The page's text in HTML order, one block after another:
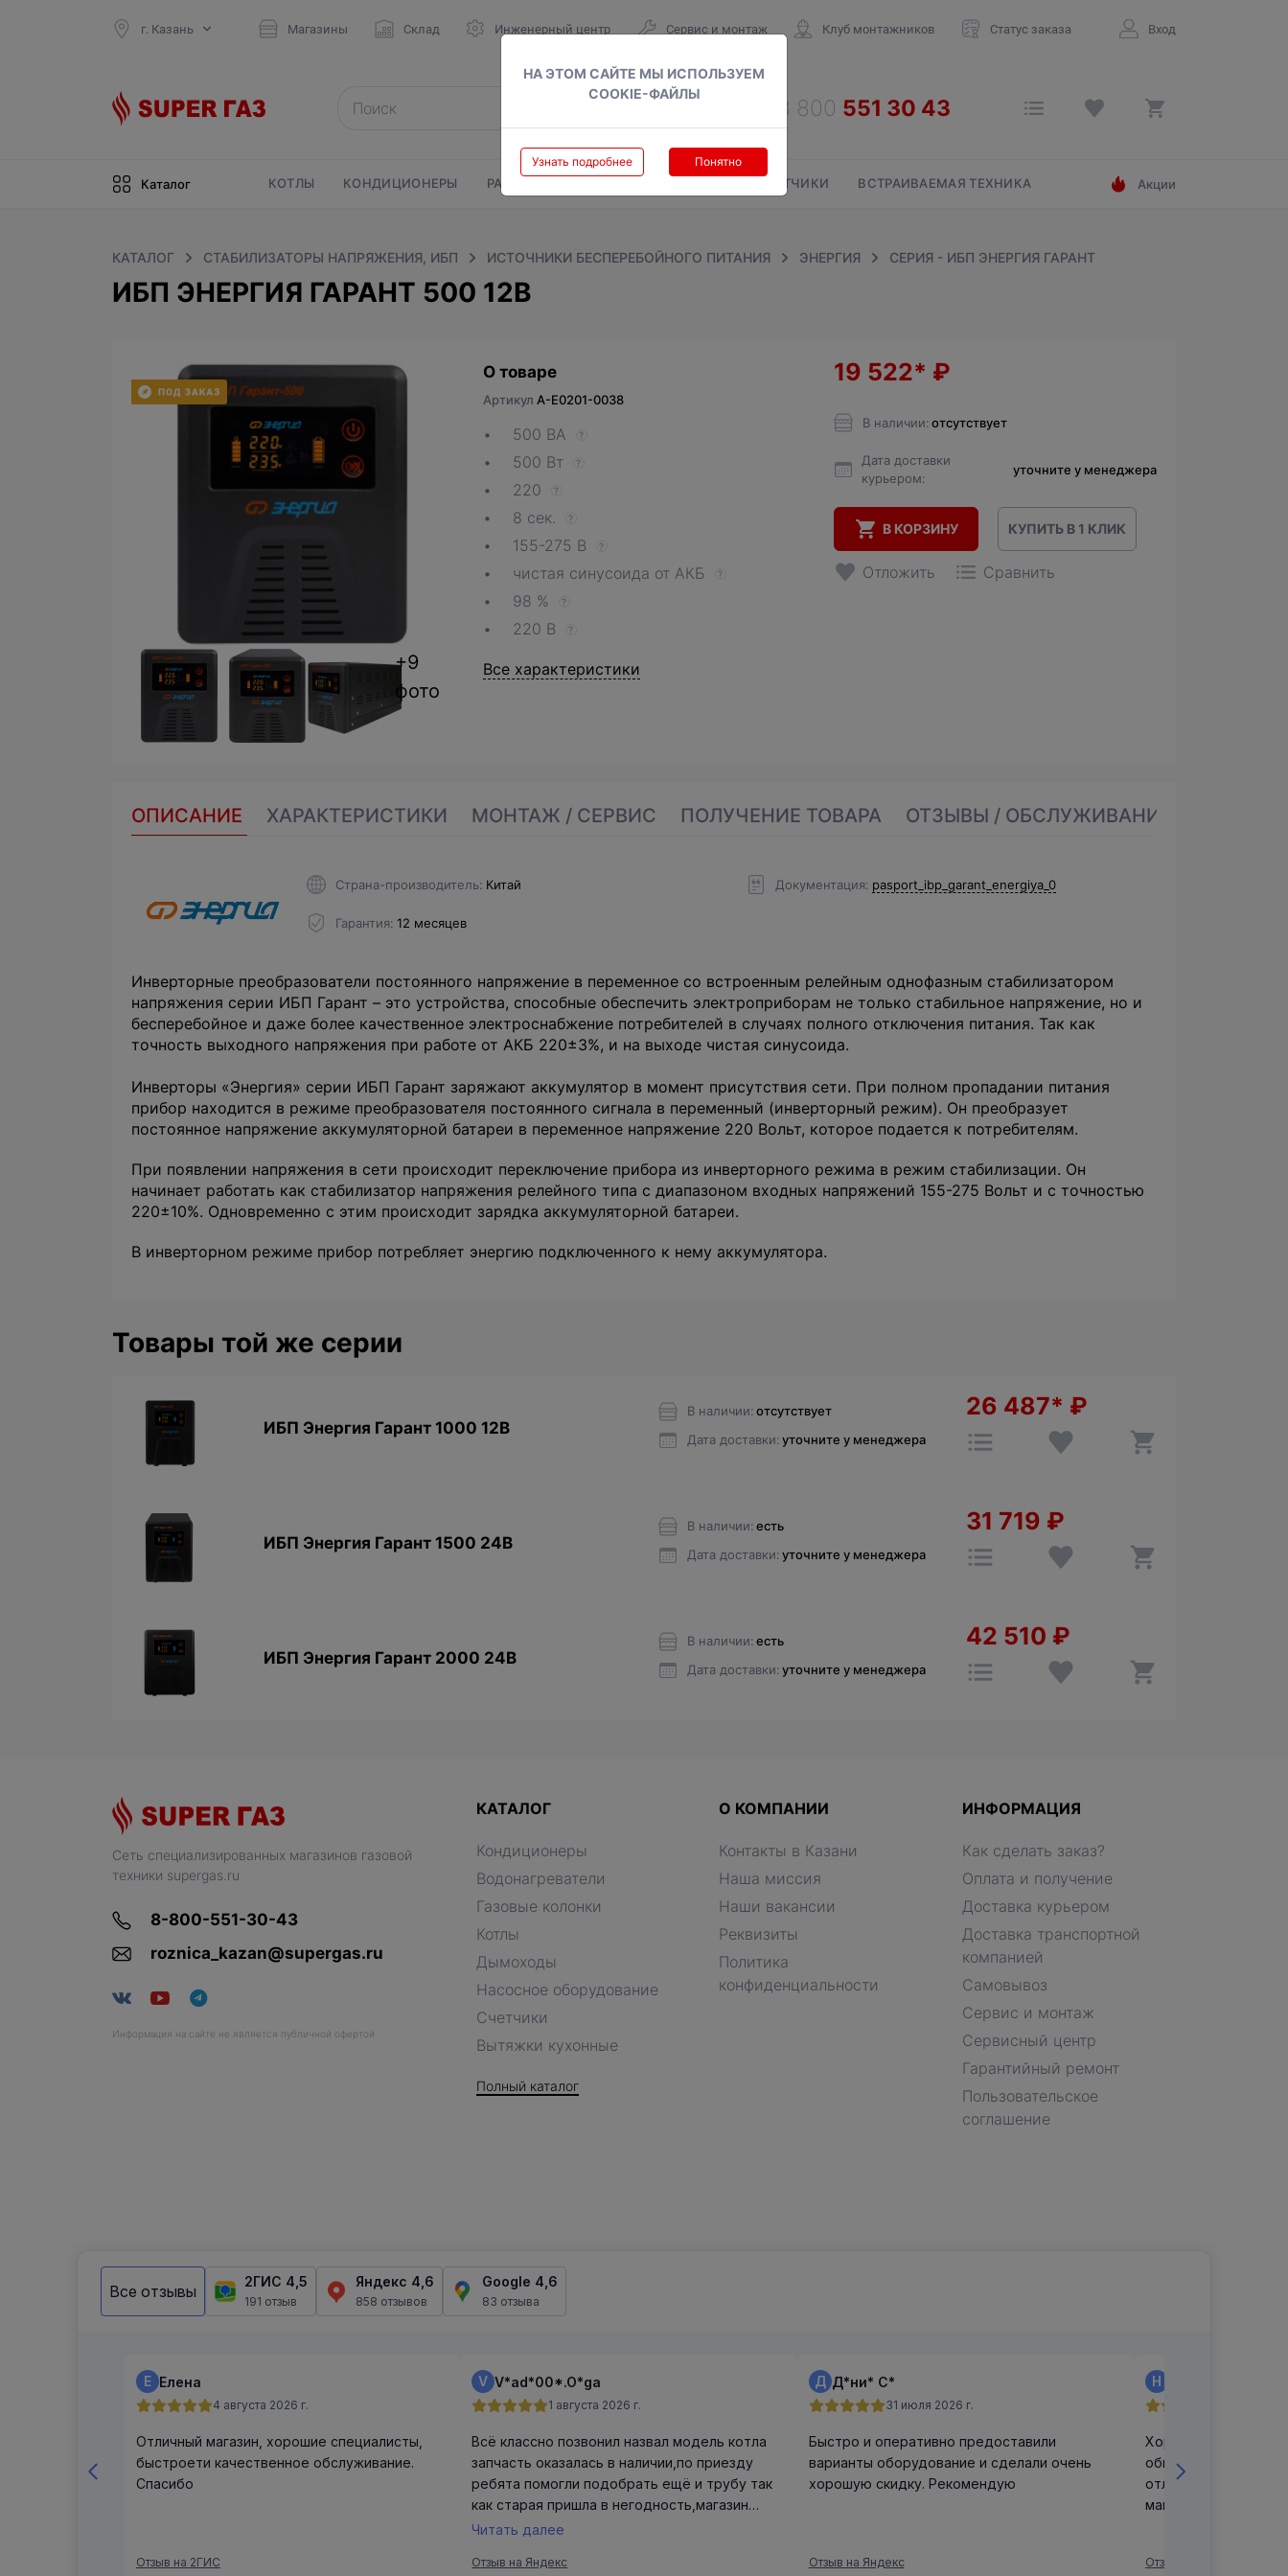
НА ЭТОМ САЙТЕ МЫ ИСПОЛЬЗУЕМ
COOKIE-ФАЙЛЫ
Узнать подробнее Понятно
г. Казань Магазины Склад Инженерный центр Сервис и монтаж Клуб монтажников Статус заказа Вход
Каталог КОТЛЫ КОНДИЦИОНЕРЫ РАДИАТОРЫ СЧЕТЧИКИ ВСТРАИВАЕМАЯ ТЕХНИКА Акции
КАТАЛОГ СТАБИЛИЗАТОРЫ НАПРЯЖЕНИЯ, ИБП ИСТОЧНИКИ БЕСПЕРЕБОЙНОГО ПИТАНИЯ ЭНЕРГИЯ СЕРИЯ - ИБП ЭНЕРГИЯ ГАРАНТ
ИБП ЭНЕРГИЯ ГАРАНТ 500 12В
+9
фото
О товаре
Артикул A-Е0201-0038
500 ВА ?
500 Вт ?
220 ?
8 сек. ?
155-275 В ?
чистая синусоида от АКБ ?
98 % ?
220 В ?
Все характеристики
19 522* ₽
В наличии: отсутствует
Дата доставки
курьером:
уточните у менеджера
В КОРЗИНУ КУПИТЬ В 1 КЛИК
Отложить Сравнить
ОПИСАНИЕ ХАРАКТЕРИСТИКИ МОНТАЖ / СЕРВИС ПОЛУЧЕНИЕ ТОВАРА ОТЗЫВЫ / ОБСЛУЖИВАНИЕ
Страна-производитель Китай
Гарантия 12 месяцев
Документация pasport_ibp_garant_energiya_0
Инверторные преобразователи постоянного напряжение в переменное со встроенным релейным однофазным стабилизатором
напряжения серии ИБП Гарант – это устройства, способные обеспечить электроприборам не только стабильное напряжение, но и
бесперебойное и даже более качественное электроснабжение потребителей в случаях полного отключения питания. Так как
точность выходного напряжения при работе от АКБ 220±3%, и на выходе чистая синусоида.
Инверторы «Энергия» серии ИБП Гарант заряжают аккумулятор в момент присутствия сети. При полном пропадании питания
прибор находится в режиме преобразователя постоянного сигнала в переменный (инверторный режим). Он преобразует
постоянное напряжение аккумуляторной батареи в переменное напряжение 220 Вольт, которое подается к потребителям.
При появлении напряжения в сети происходит переключение прибора из инверторного режима в режим стабилизации. Он
начинает работать как стабилизатор напряжения релейного типа с диапазоном входных напряжений 155-275 Вольт и с точностью
220±10%. Одновременно с этим происходит зарядка аккумуляторной батареи.
В инверторном режиме прибор потребляет энергию подключенного к нему аккумулятора.
Товары той же серии
ИБП Энергия Гарант 1000 12В
В наличии: отсутствует
Дата доставки: уточните у менеджера
26 487* ₽
ИБП Энергия Гарант 1500 24В
В наличии: есть
Дата доставки: уточните у менеджера
31 719 ₽
ИБП Энергия Гарант 2000 24В
В наличии: есть
Дата доставки: уточните у менеджера
42 510 ₽
Сеть специализированных магазинов газовой
техники supergas.ru
8-800-551-30-43
roznica_kazan@supergas.ru
Информация на сайте не является публичной офертой
КАТАЛОГ
Кондиционеры
Водонагреватели
Газовые колонки
Котлы
Дымоходы
Насосное оборудование
Счетчики
Вытяжки кухонные
Полный каталог
О КОМПАНИИ
Контакты в Казани
Наша миссия
Наши вакансии
Реквизиты
Политика
конфиденциальности
ИНФОРМАЦИЯ
Как сделать заказ?
Оплата и получение
Доставка курьером
Доставка транспортной
компанией
Самовывоз
Сервис и монтаж
Сервисный центр
Гарантийный ремонт
Пользовательское
соглашение